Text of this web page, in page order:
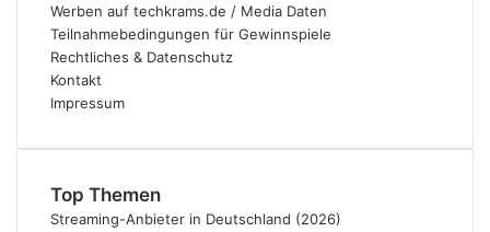
Werben auf techkrams.de / Media Daten
Teilnahmebedingungen für Gewinnspiele
Rechtliches & Datenschutz
Kontakt
Impressum
Top Themen
Streaming-Anbieter in Deutschland (2026)